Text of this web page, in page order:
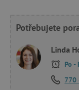
Potřebujete
Linda
Po -
770